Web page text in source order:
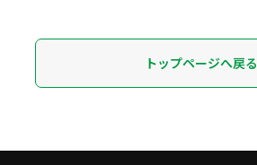
トップページへ戻る